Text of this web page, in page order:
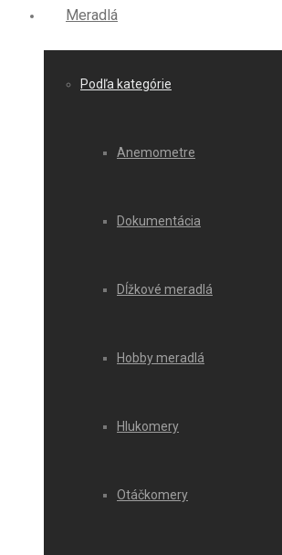
Meradlá
Podľa kategórie
Anemometre
Dokumentácia
Dĺžkové meradlá
Hobby meradlá
Hlukomery
Otáčkomery